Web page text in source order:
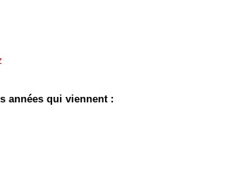
années qui viennent :